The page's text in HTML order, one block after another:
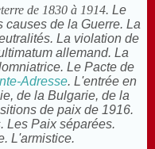
de 1830 à 1914. Le
causes de la Guerre. La
La violation de
allemand. La
Le Pacte de
Adresse. L'entrée en
de la Bulgarie, de la
de paix de 1916.
Les Paix séparées.
L'armistice.